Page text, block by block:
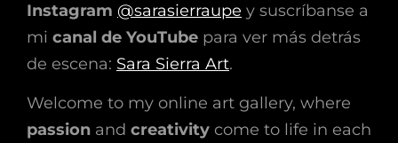
Instagram @sarasierraupe y suscríbanse a
mi canal de YouTube para ver más detrás
de escena: Sara Sierra Art.
Welcome to my online art gallery, where
passion and creativity come to life in each